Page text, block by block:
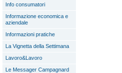
Info consumatori
Informazione economica e
aziendale
Informazioni pratiche
La Vignetta della Settimana
Lavoro&Lavoro
Le Messager Campagnard